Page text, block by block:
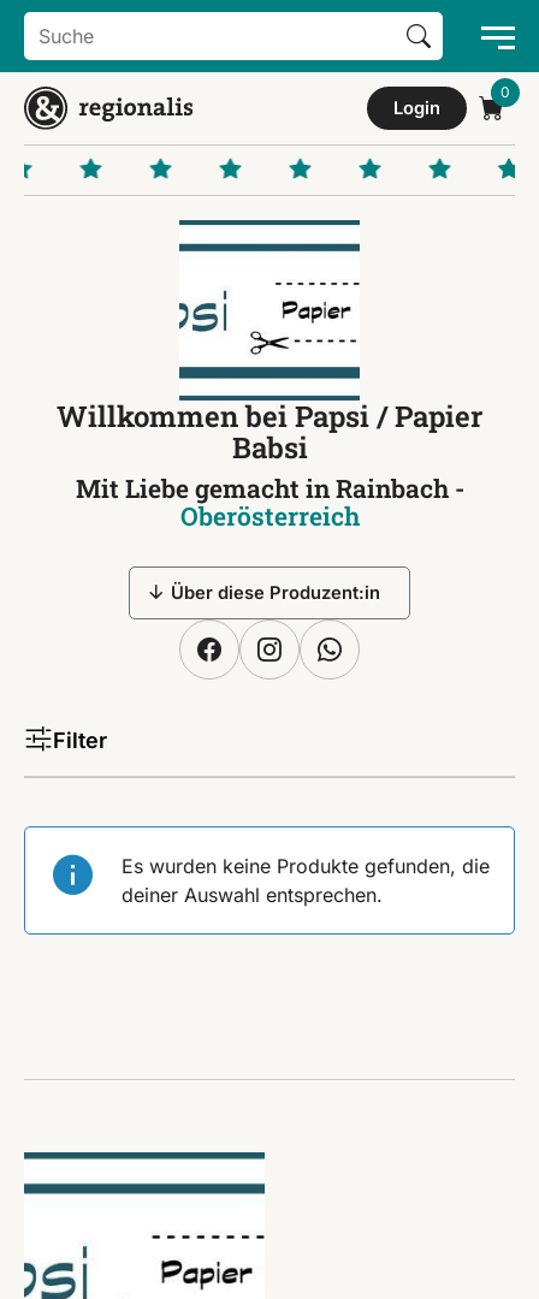
Search
for:
Search Button
Login
Willkommen bei Papsi / Papier
Babsi
Mit Liebe gemacht in Rainbach -
Oberösterreich
Über diese Produzent:in
Filter
Es wurden keine Produkte gefunden, die
deiner Auswahl entsprechen.